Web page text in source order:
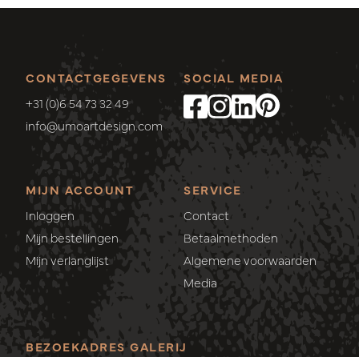
CONTACTGEGEVENS
+31 (0)6 54 73 32 49
info@umoartdesign.com
MIJN ACCOUNT
Inloggen
Mijn bestellingen
Mijn verlanglijst
SERVICE
Contact
Betaalmethoden
Algemene voorwaarden
Media
SOCIAL MEDIA
BEZOEKADRES GALERIJ